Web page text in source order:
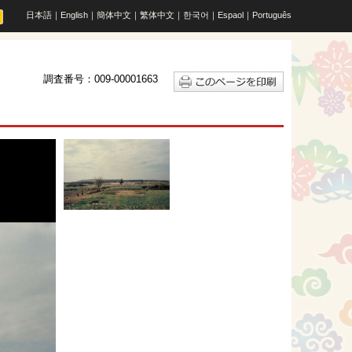
日本語 ｜ English ｜ 簡体中文 ｜ 繁体中文 ｜ 한국어 ｜ Espaol ｜ Português
調査番号：009-00001663